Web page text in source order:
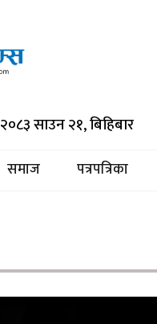
२०८३ साउन २१, बिहिबार
समाज पत्रपत्रिका